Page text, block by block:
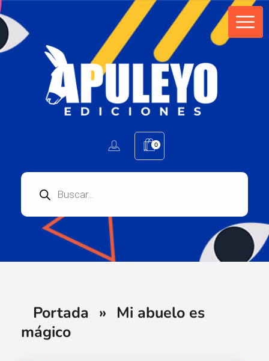
0
Portada » Mi abuelo es
mágico